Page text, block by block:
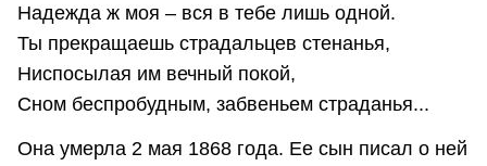
Надежда ж моя – вся в тебе лишь одной.
Ты прекращаешь страдальцев стенанья,
Ниспосылая им вечный покой,
Сном беспробудным, забвеньем страданья...
Она умерла 2 мая 1868 года. Ее сын писал о ней